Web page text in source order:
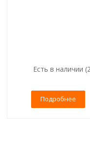
Есть в наличии
Подробнее